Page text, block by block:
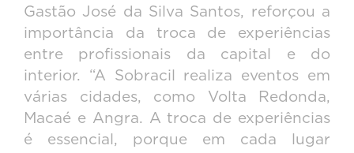
Gastão José da Silva Santos, reforçou a
importância da troca de experiências
entre profissionais da capital e do
interior. “A Sobracil realiza eventos em
várias cidades, como Volta Redonda,
Macaé e Angra. A troca de experiências
é essencial, porque em cada lugar